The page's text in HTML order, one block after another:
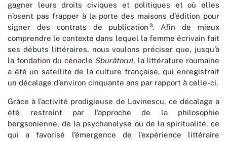
gagner leurs droits civiques et politiques et où elles
n’osent pas frapper à la porte des maisons d’édition pour
signer des contrats de publication 3. Afin de mieux
comprendre le contexte dans lequel la femme écrivain fait
ses débuts littéraires, nous voulons préciser que, jusqu’à
la fondation du cénacle Sburătorul, la littérature roumaine
a été un satellite de la culture française, qui enregistrait
un décalage d’environ cinquante ans par rapport à celle-ci.
Grâce à l’activité prodigieuse de Lovinescu, ce décalage a
été restreint par l’approche de la philosophie
bergsonienne, de la psychanalyse ou de la spiritualité, ce
qui a favorisé l’émergence de l’expérience littéraire